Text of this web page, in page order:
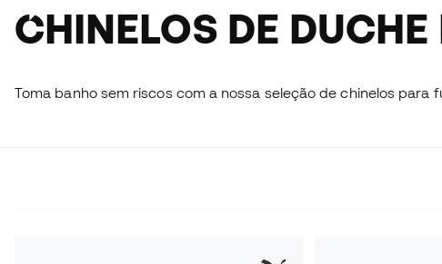
CHINELOS DE
Toma banho sem riscos com a nossa seleção de chinelos